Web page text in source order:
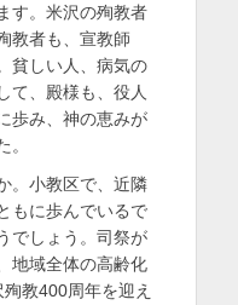
す。米沢の殉教者
教者も、宣教師
貧しい人、病気の
て、殿様も、役人
歩み、神の恵みが
。小教区で、近隣
もに歩んでいるで
でしょう。司祭が
地域全体の高齢化
教400周年を迎え